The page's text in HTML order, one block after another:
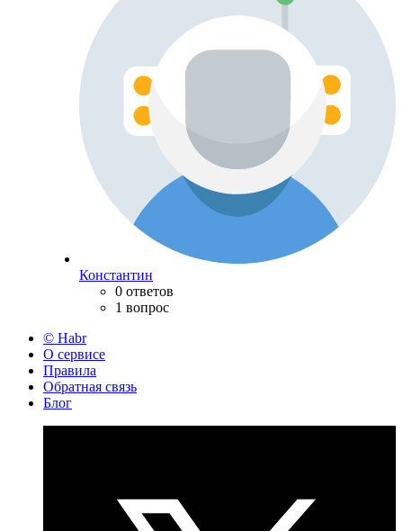
Константин
0 ответов
1 вопрос
© Habr
О сервисе
Правила
Обратная связь
Блог